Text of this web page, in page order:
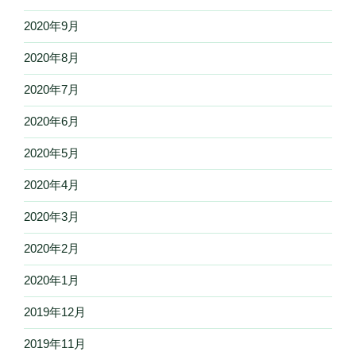
2020年9月
2020年8月
2020年7月
2020年6月
2020年5月
2020年4月
2020年3月
2020年2月
2020年1月
2019年12月
2019年11月